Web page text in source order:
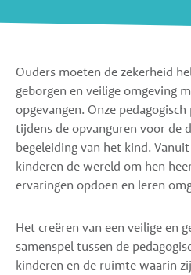
Ouders moeten de zekerheid
geborgen en veilige omgeving
opgevangen. Onze
tijdens de opvanguren voor de
begeleiding van het kind.
kinderen de wereld om hen
ervaringen opdoen en leren
Het creëren van een veilige en
samenspel tussen de
kinderen en de ruimte waarin